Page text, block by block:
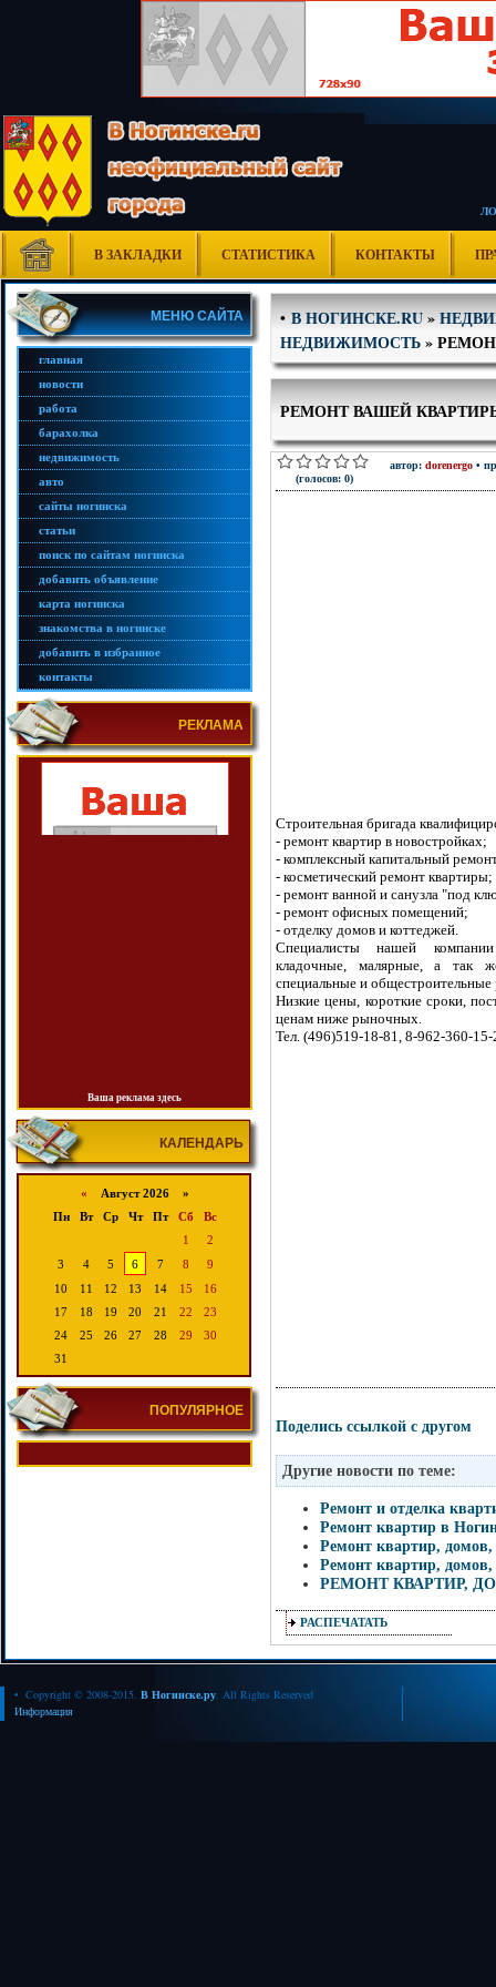
В ЗАКЛАДКИ СТАТИСТИКА КОНТАКТЫ
МЕНЮ САЙТА
главная
новости
работа
барахолка
недвижимость
авто
сайты ногинска
статьи
поиск по сайтам ногинска
добавить объявление
карта ногинска
знакомства в ногинске
добавить в избранное
контакты
РЕКЛАМА
Ваша реклама здесь
КАЛЕНДАРЬ
« Август 2026 »
Пн
Вт Ср Чт Пт Сб
Вс
1
2
3
4 5 6 7 8
9
10
11 12 13 14 15
16
17
18 19 20 21 22
23
24
25 26 27 28 29
30
31
ПОПУЛЯРНОЕ
•В НОГИНСКЕ.RU»
НЕДВИЖИМОСТЬ»
РЕМОНТ ВАШЕЙ
(голосов: 0)
автор: dorenergo •
Строительная бригада
- ремонт квартир в новостройках;
- комплексный капитальный
- косметический ремонт квартиры;
- ремонт ванной и санузла "под
- ремонт офисных помещений;
- отделку домов и коттеджей.
Специалисты нашей
кладочные, малярные, а так
специальные и общестроительные
Низкие цены, короткие сроки,
ценам ниже рыночных.
Тел. (496)519-18-81, 8-962-360-15-
Поделись ссылкой с другом
Другие новости по теме:
Ремонт и отделка
Ремонт квартир в
Ремонт квартир, домов,
Ремонт квартир,
РЕМОНТ КВАРТИР,
РАСПЕЧАТАТЬ
• Copyright © 2008-2015. В Ногинске.ру. All Rights Reserved
Информация